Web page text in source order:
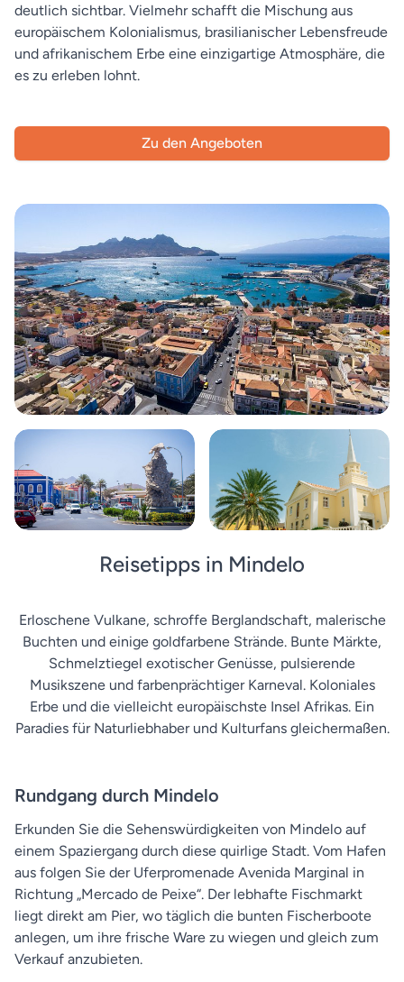
deutlich sichtbar. Vielmehr schafft die Mischung aus
europäischem Kolonialismus, brasilianischer Lebensfreude
und afrikanischem Erbe eine einzigartige Atmosphäre, die
es zu erleben lohnt.
Zu den Angeboten
Reisetipps in Mindelo
Erloschene Vulkane, schroffe Berglandschaft, malerische
Buchten und einige goldfarbene Strände. Bunte Märkte,
Schmelztiegel exotischer Genüsse, pulsierende
Musikszene und farbenprächtiger Karneval. Koloniales
Erbe und die vielleicht europäischste Insel Afrikas. Ein
Paradies für Naturliebhaber und Kulturfans gleichermaßen.
Rundgang durch Mindelo
Erkunden Sie die Sehenswürdigkeiten von Mindelo auf
einem Spaziergang durch diese quirlige Stadt. Vom Hafen
aus folgen Sie der Uferpromenade Avenida Marginal in
Richtung „Mercado de Peixe“. Der lebhafte Fischmarkt
liegt direkt am Pier, wo täglich die bunten Fischerboote
anlegen, um ihre frische Ware zu wiegen und gleich zum
Verkauf anzubieten.